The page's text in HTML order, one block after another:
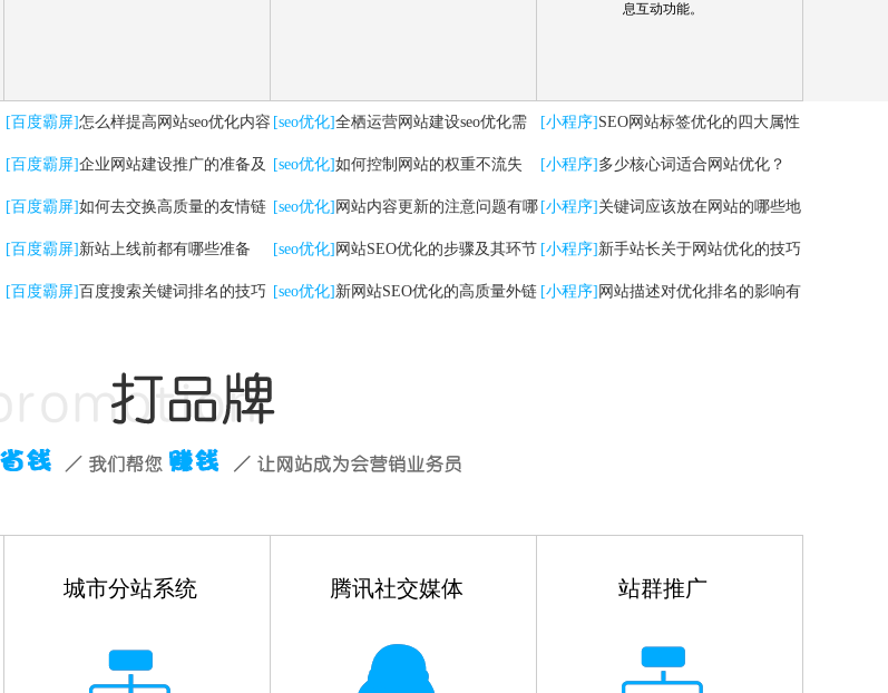
息互动功能。
[百度霸屏]怎么样提高网站seo优化内容
[百度霸屏]企业网站建设推广的准备及
检查工作
[百度霸屏]如何去交换高质量的友情链
接
[百度霸屏] 新站上线前都有哪些准备
[百度霸屏]百度搜索关键词排名的技巧
[seo优化]全栖运营网站建设seo优化需
要注意哪些问题
[seo优化]如何控制网站的权重不流失
[seo优化] 网站内容更新的注意问题有哪
些
[seo优化] 网站SEO优化的步骤及其环节
有哪些
[seo优化] 新网站SEO优化的高质量外链
[小程序] SEO网站标签优化的四大属性
分析
[小程序] 多少核心词适合网站优化？
[小程序] 关键词应该放在网站的哪些地
方
[小程序] 新手站长关于网站优化的技巧
有哪些
[小程序] 网站描述对优化排名的影响有
城市分站系统 腾讯社交媒体 站群推广